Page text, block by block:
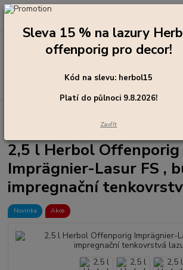
+420 273 136 255
2,5 l Herbol Offenporig
buk, impregnační tenkovrstvá lazura
2,5 l Herbol Offenporig
Imprägnier-Lasur FS ,
impregnační
Novinka Akce
Sleva 15 % na lazury
offenporig pro decor!
Kód na slevu: herbol15
Platí do půlnoci 9.8.2026!
Zavřít